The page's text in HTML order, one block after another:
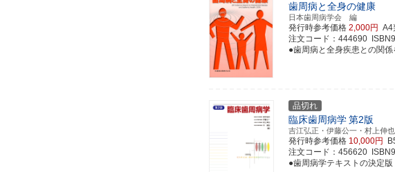
歯周病と全身の健康
日本歯周病学会 編
発行時参考価格 2,000円 A4
注文コード：444690
●歯周病と全身疾患との関
品切れ
臨床歯周病学第2版
吉江弘正・伊藤公一・村上伸
発行時参考価格 10,000円
注文コード：456620
●歯周病学テキストの決定